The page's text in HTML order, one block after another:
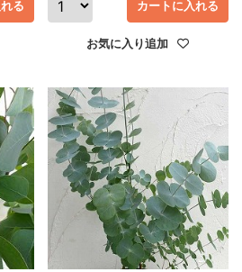
る
お気に入り追加
カートに入れる